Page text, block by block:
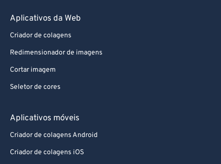
Aplicativos da Web
Criador de colagens
Redimensionador de imagens
Cortar imagem
Seletor de cores
Aplicativos móveis
Criador de colagens Android
Criador de colagens iOS